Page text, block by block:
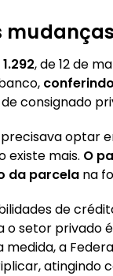
, de 12 de
consignado
optar
existe mais. O
da parcela na
de
setor privado
a
atingindo